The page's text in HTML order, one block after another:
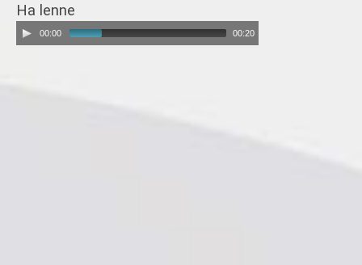
Ha lenne
00:00 00:20